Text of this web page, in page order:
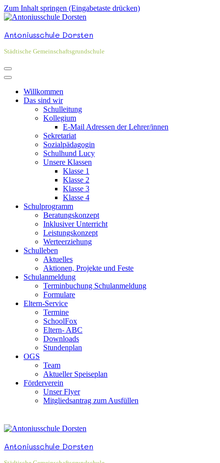
Zum Inhalt springen (Eingabetaste drücken)
Antoniusschule Dorsten
Städtische Gemeinschaftsgrundschule
Willkommen
Das sind wir
Schulleitung
Kollegium
E-Mail Adressen der Lehrer/innen
Sekretariat
Sozialpädagogin
Schulhund Lucy
Unsere Klassen
Klasse 1
Klasse 2
Klasse 3
Klasse 4
Schulprogramm
Beratungskonzept
Inklusiver Unterricht
Leistungskonzept
Werteerziehung
Schulleben
Aktuelles
Aktionen, Projekte und Feste
Schulanmeldung
Terminbuchung Schulanmeldung
Formulare
Eltern-Service
Termine
SchoolFox
Eltern- ABC
Downloads
Stundenplan
OGS
Team
Aktueller Speiseplan
Förderverein
Unser Flyer
Mitgliedsantrag zum Ausfüllen
Antoniusschule Dorsten